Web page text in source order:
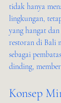
tidak hanya
lingkungan,
yang hangat
restoran di Bali
sebagai
dinding,
Konsep